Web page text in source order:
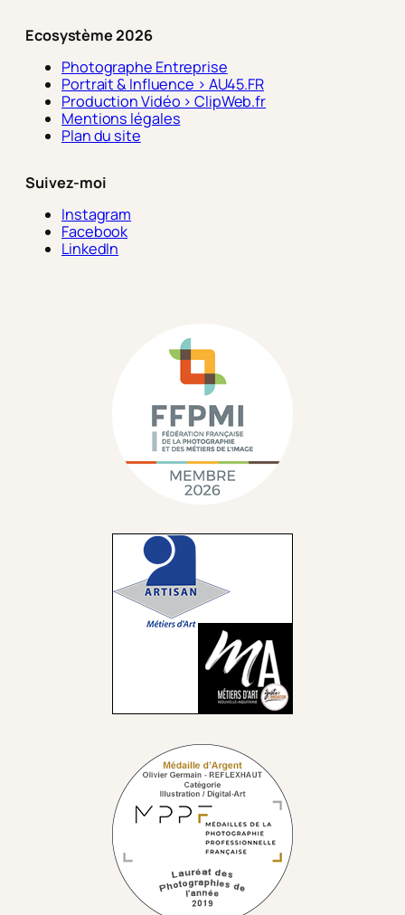
Ecosystème 2026
Photographe Entreprise
Portrait & Influence > AU45.FR
Production Vidéo > ClipWeb.fr
Mentions légales
Plan du site
Suivez-moi
Instagram
Facebook
LinkedIn